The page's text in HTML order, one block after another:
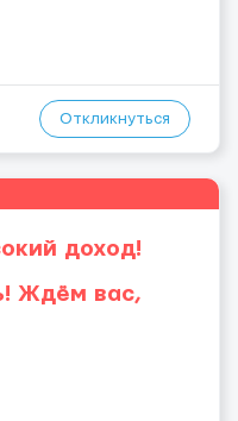
для тебя! 🔹
Откликнуться
доход!
Ждём вас,